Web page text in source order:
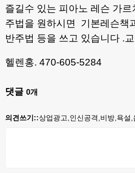
즐길수 있는 피아노 레슨 가
주법을 원하시면 기본레슨책
반주법 등을 쓰고 있습니다 .
헬렌홍. 470-605-5284
댓글 0개
의견쓰기::상업광고,인신공격,비방,욕설